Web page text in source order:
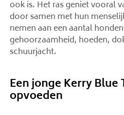
ook is. Het ras geniet vooral
door samen met hun
nemen aan een aantal
gehoorzaamheid, hoeden,
schuurjacht.
Een jonge Kerry Blue
opvoeden